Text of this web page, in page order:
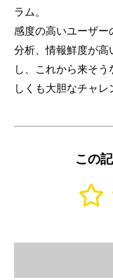
ラム。
感度の高いユーザー
分析、情報鮮度が高
し、これから来そ
しくも大胆なチャレ
この